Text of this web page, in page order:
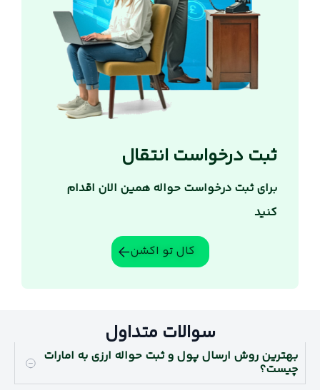
ثبت درخواست انتقال
برای ثبت درخواست حواله همین الان اقدام
کنید
کال تو اکشن
سوالات متداول
بهترین روش ارسال پول و ثبت حواله ارزی به امارات
چیست؟